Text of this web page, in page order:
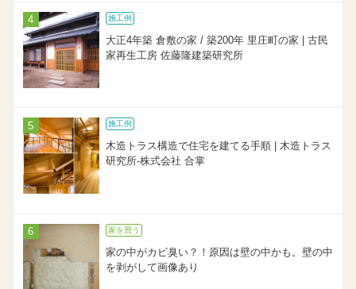
施工例
大正4年築 倉敷の家 / 築200年 里庄町の家 | 古民
家再生工房 佐藤隆建築研究所
施工例
木造トラス構造で住宅を建てる手順 | 木造トラス
研究所-株式会社 合掌
家を買う
家の中がカビ臭い？！原因は壁の中かも。壁の中
を剥がして画像あり